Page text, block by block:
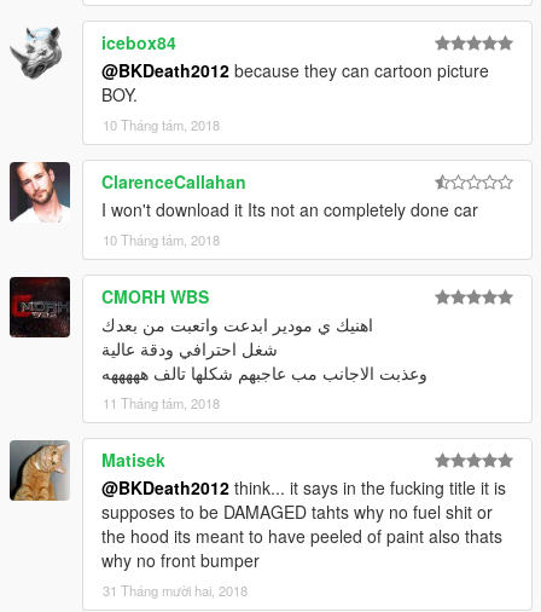
icebox84
@BKDeath2012 because they can cartoon picture
BOY.
10 Tháng tám, 2018
ClarenceCallahan
I won't download it Its not an completely done car
10 Tháng tám, 2018
CMORH WBS
اهنيك ي مودير ابدعت واتعبت من بعدك
شغل احترافي ودقة عالية
وعذبت الاجانب مب عاجبهم شكلها تالف هههههه
11 Tháng tám, 2018
Matisek
@BKDeath2012 think... it says in the fucking title it is
supposes to be DAMAGED tahts why no fuel shit or
the hood its meant to have peeled of paint also thats
why no front bumper
31 Tháng mười hai, 2018